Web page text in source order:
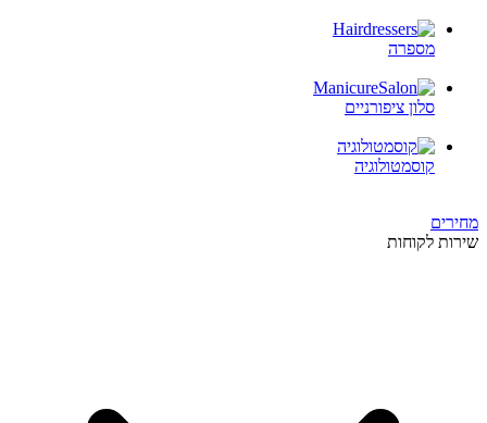
מספרה
סלון ציפורניים
קוסמטולוגיה
מחירים
שירות לקוחות